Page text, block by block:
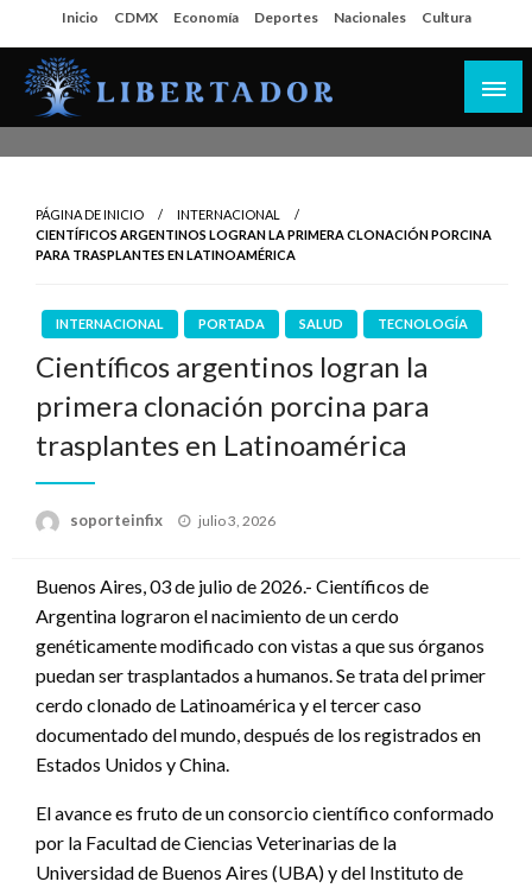
al
contenido
Inicio CDMX Economía Deportes Nacionales Cultura
PÁGINA DE INICIO
INTERNACIONAL
CIENTÍFICOS ARGENTINOS LOGRAN LA PRIMERA CLONACIÓN PORCINA
PARA TRASPLANTES EN LATINOAMÉRICA
INTERNACIONAL PORTADA SALUD TECNOLOGÍA
Científicos argentinos logran la
primera clonación porcina para
trasplantes en Latinoamérica
soporteinfix
Publicado
julio 3, 2026
Buenos Aires, 03 de julio de 2026.- Científicos de
Argentina lograron el nacimiento de un cerdo
genéticamente modificado con vistas a que sus órganos
puedan ser trasplantados a humanos. Se trata del primer
cerdo clonado de Latinoamérica y el tercer caso
documentado del mundo, después de los registrados en
Estados Unidos y China.
El avance es fruto de un consorcio científico conformado
por la Facultad de Ciencias Veterinarias de la
Universidad de Buenos Aires (UBA) y del Instituto de